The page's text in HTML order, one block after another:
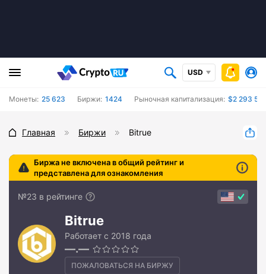
USD
Монеты: 25 623 Биржи: 1424 Рыночная капитализация: $2 293
Главная Биржи Bitrue
Биржа не включена в общий рейтинг и
представлена для ознакомления
№23 в рейтинге
Bitrue
Работает с 2018 года
—.—
ПОЖАЛОВАТЬСЯ НА БИРЖУ